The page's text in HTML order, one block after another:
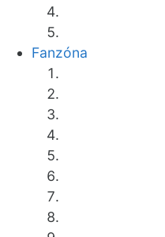
Fanzóna